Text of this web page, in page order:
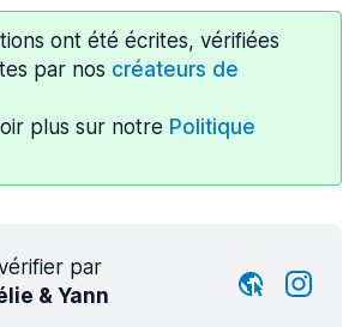
ont été écrites, vérifiées
par nos créateurs de
plus sur notre Politique
par
& Yann